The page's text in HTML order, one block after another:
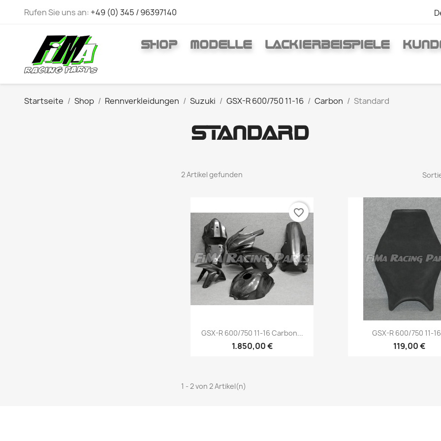
Rufen Sie uns an: +49 (0) 345 / 96397140
SHOP MODELLE LACKIERBEISPIELE
Startseite Shop Rennverkleidungen Suzuki GSX-R 600/750 11-16 Carbon Standard
STANDARD
2 Artikel gefunden
Vorschau
GSX-R 600/750 11-16 Carbon...
1.850,00 €
favorite_border
Vorschau
GSX-R 600/750 11-
119,00 €
1 - 2 von 2 Artikel(n)